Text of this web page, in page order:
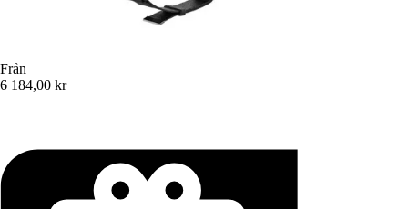
Från
6 184,00 kr